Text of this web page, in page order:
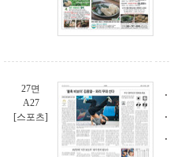
27면
A27
[스포츠]